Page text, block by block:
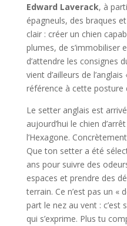
Edward Laverack, à
épagneuls, des braques
clair : créer un chien
plumes, de s’immobiliser
d’attendre les consignes
vient d’ailleurs de
référence à cette posture
Le setter anglais est
aujourd’hui le chien
l’Hexagone.
Que ton setter a été
ans pour suivre des
espaces et prendre des
terrain. Ce n’est pas un «
part le nez au vent :
qui s’exprime. Plus tu